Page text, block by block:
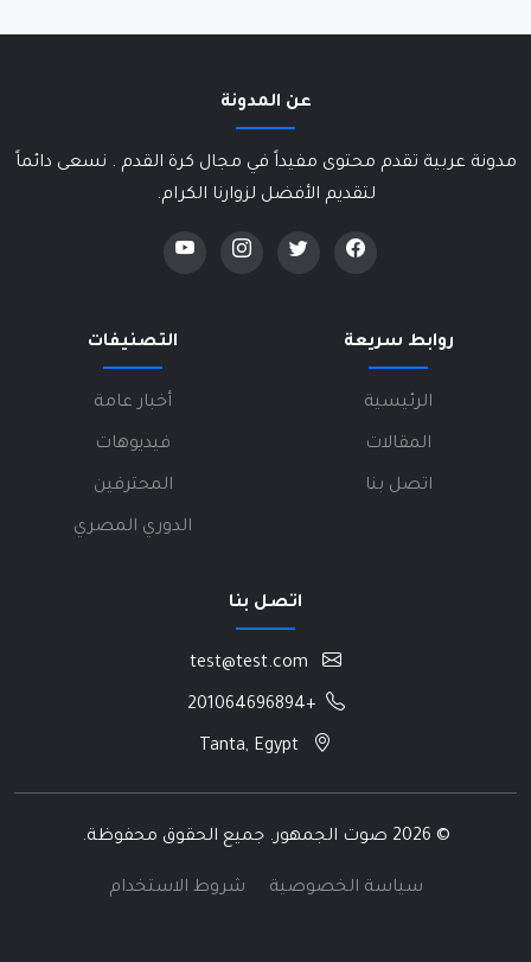
عن المدونة
مدونة عربية تقدم محتوى مفيداً في مجال كرة القدم . نسعى دائماً
لتقديم الأفضل لزوارنا الكرام.
روابط سريعة
الرئيسية
المقالات
اتصل بنا
التصنيفات
أخبار عامة
فيديوهات
المحترفين
الدوري المصري
اتصل بنا
+201064696894
© 2026 صوت الجمهور. جميع الحقوق محفوظة.
سياسة الخصوصية شروط الاستخدام